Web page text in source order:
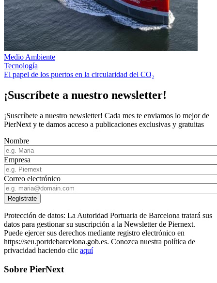
Medio Ambiente
Tecnología
El papel de los puertos en la circularidad del CO₂
¡Suscríbete a nuestro newsletter!
¡Suscríbete a nuestro newsletter! Cada mes te enviamos lo mejor de
PierNext y te damos acceso a publicaciones exclusivas y gratuitas
Nombre
Empresa
Correo electrónico
Protección de datos: La Autoridad Portuaria de Barcelona tratará sus
datos para gestionar su suscripción a la Newsletter de Piernext.
Puede ejercer sus derechos mediante registro electrónico en
https://seu.portdebarcelona.gob.es. Conozca nuestra política de
privacidad haciendo clic aquí
Sobre PierNext